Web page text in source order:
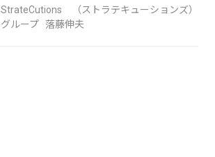
StrateCutions （ストラテキューションズ）
グループ 落藤伸夫